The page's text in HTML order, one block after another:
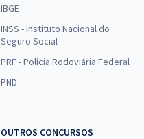
IBGE
INSS - Instituto Nacional do
Seguro Social
PRF - Polícia Rodoviária Federal
PND
OUTROS CONCURSOS